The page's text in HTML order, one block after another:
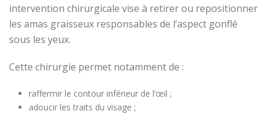
intervention chirurgicale vise à retirer ou repositionner
les amas graisseux responsables de l’aspect gonflé
sous les yeux.
Cette chirurgie permet notamment de :
raffermir le contour inférieur de l’œil ;
adoucir les traits du visage ;